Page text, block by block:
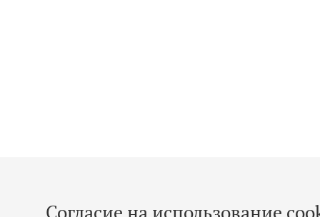
Согласие на использование